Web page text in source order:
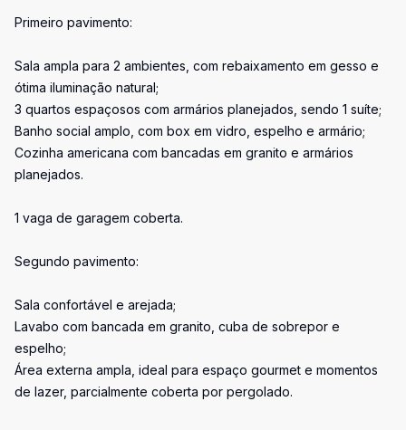
Primeiro pavimento:
Sala ampla para 2 ambientes, com rebaixamento em gesso e
ótima iluminação natural;
3 quartos espaçosos com armários planejados, sendo 1 suíte;
Banho social amplo, com box em vidro, espelho e armário;
Cozinha americana com bancadas em granito e armários
planejados.
1 vaga de garagem coberta.
Segundo pavimento:
Sala confortável e arejada;
Lavabo com bancada em granito, cuba de sobrepor e
espelho;
Área externa ampla, ideal para espaço gourmet e momentos
de lazer, parcialmente coberta por pergolado.